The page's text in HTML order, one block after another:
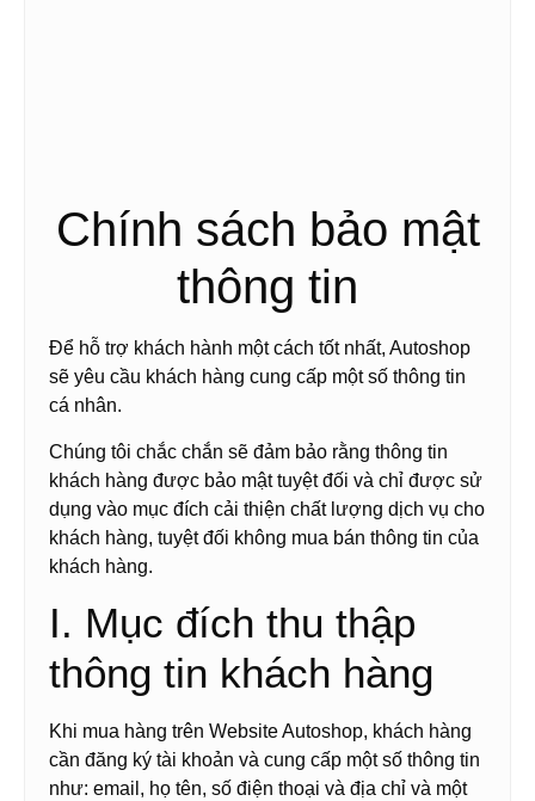
Chính sách bảo mật
thông tin
Để hỗ trợ khách hành một cách tốt nhất, Autoshop
sẽ yêu cầu khách hàng cung cấp một số thông tin
cá nhân.
Chúng tôi chắc chắn sẽ đảm bảo rằng thông tin
khách hàng được bảo mật tuyệt đối và chỉ được sử
dụng vào mục đích cải thiện chất lượng dịch vụ cho
khách hàng, tuyệt đối không mua bán thông tin của
khách hàng.
I. Mục đích thu thập
thông tin khách hàng
Khi mua hàng trên Website Autoshop, khách hàng
cần đăng ký tài khoản và cung cấp một số thông tin
như: email, họ tên, số điện thoại và địa chỉ và một